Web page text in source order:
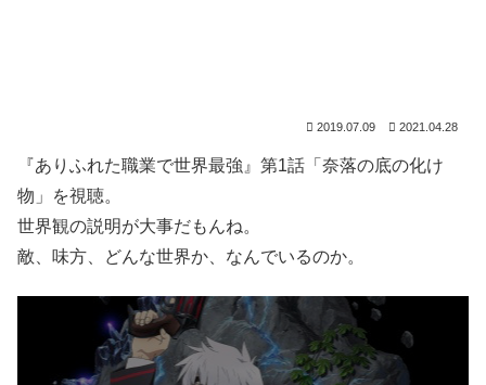
2019.07.09 2021.04.28
『ありふれた職業で世界最強』第1話「奈落の底の化け
物」を視聴。
世界観の説明が大事だもんね。
敵、味方、どんな世界か、なんでいるのか。